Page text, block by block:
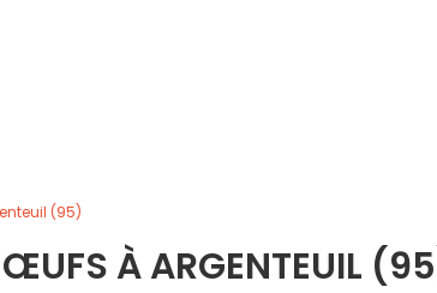
(95)
À ARGENTEUIL